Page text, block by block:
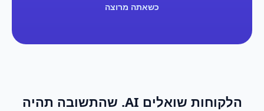
כשאתה מרוצה
הלקוחות שואלים AI. שהתשובה תהיה